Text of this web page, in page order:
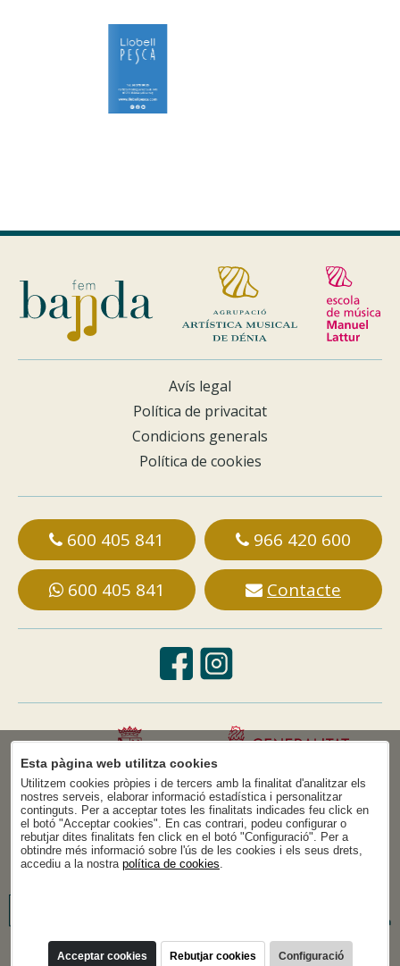
Avís legal
Política de privacitat
Condicions generals
Política de cookies
600 405 841 966 420 600
600 405 841 Contacte
Esta pàgina web utilitza cookies
Utilitzem cookies pròpies i de tercers amb la finalitat d'analitzar els
nostres serveis, elaborar informació estadística i personalitzar
continguts. Per a acceptar totes les finalitats indicades feu click en
el botó "Acceptar cookies". En cas contrari, podeu configurar o
rebutjar dites finalitats fen click en el botó "Configuració". Per a
obtindre més informació sobre l'ús de les cookies i els seus drets,
accediu a la nostra política de cookies.
Acceptar cookies Rebutjar cookies Configuració